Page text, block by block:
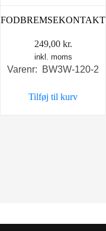
FODBREMSEKONTAKT
249,00 kr.
inkl. moms
Varenr: BW3W-120-2
Tilføj til kurv